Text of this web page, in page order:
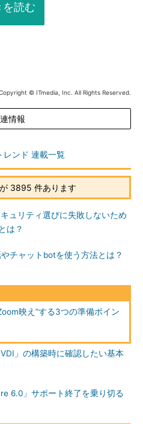
を読む
© ITmedia, Inc. All Rights Reserved.
情報
ンド 連載一覧
3895 件あります
ュリティ選びに失敗しないため
は？
やチャットbotを使う方法とは？
映え”する3つの準備ポイン
VDI」の構築時に確認したい基本
6.0」サポート終了を乗り切る